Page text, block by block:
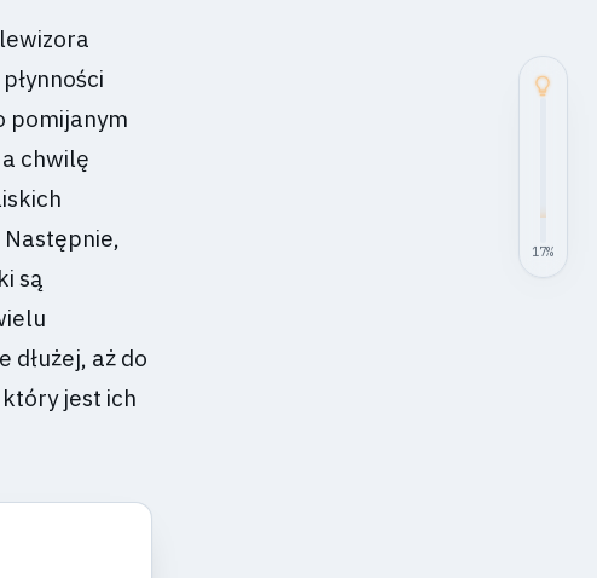
17%
pomijanym
chwilę
są
dłużej, aż do
jest ich